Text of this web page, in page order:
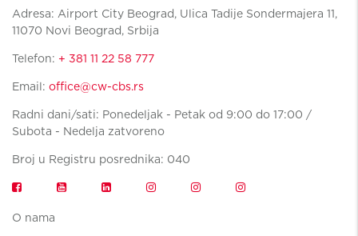
Adresa: Airport City Beograd, Ulica Tadije Sondermajera 11,
11070 Novi Beograd, Srbija
Telefon: + 381 11 22 58 777
Email: office@cw-cbs.rs
Radni dani/sati: Ponedeljak - Petak od 9:00 do 17:00 /
Subota - Nedelja zatvoreno
Broj u Registru posrednika: 040
O nama